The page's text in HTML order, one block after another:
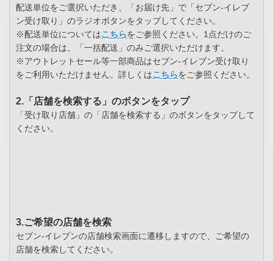
配送単位をご選択いただき、「お届け先」で「セブン-イレブ
ン受け取り」のラジオボタンをタップしてください。
※配送単位についてはこちらをご参照ください。1点だけのご
注文の場合は、「一括配送」のみご選択いただけます。
※アウトレットセール等一部商品はセブン-イレブン受け取り
をご利用いただけません。詳しくはこちらをご参照ください。
2.「店舗を検索する」のボタンをタップ
「受け取り店舗」の「店舗を検索する」のボタンをタップして
ください。
3.ご希望の店舗を検索
セブン-イレブンの店舗検索画面に遷移しますので、ご希望の
店舗を検索してください。